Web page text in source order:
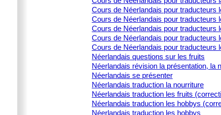
Cours de Néerlandais pour traducteurs
Cours de Néerlandais pour traducteurs
Cours de Néerlandais pour traducteurs
Cours de Néerlandais pour traducteurs
Cours de Néerlandais pour traducteurs
Néerlandais questions sur les fruits
Néerlandais révision la présentation, la
Néerlandais se présenter
Néerlandais traduction la nourriture
Néerlandais traduction les fruits
Néerlandais traduction les hobbys
Néerlandais traduction les hobbys